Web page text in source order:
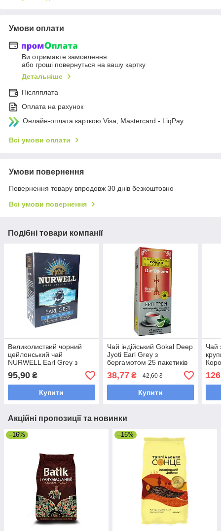
Умови оплати
Ви отримаєте замовлення
або гроші повернуться на вашу картку
Детальніше
Післяплата
Оплата на рахунок
Онлайн-оплата карткою Visa, Mastercard - LiqPay
Всі умови оплати
Умови повернення
Повернення товару впродовж 30 днів безкоштовно
Всі умови повернення
Подібні товари компанії
Великолиствий чорний
цейлонський чай
NURWELL Earl Grey з
бергамотом 100 грамів
95,90 ₴
Купити
Чай індійський Gokal Deep
Jyoti Earl Grey з
бергамотом 25 пакетиків
38,77₴ 42,60 ₴
Купити
Чай
грам
Акційні пропозиції та новинки
–16% –16%